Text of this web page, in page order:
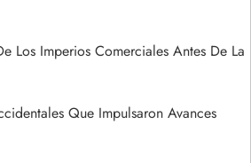
Los Imperios Comerciales Antes De La
Que Impulsaron Avances